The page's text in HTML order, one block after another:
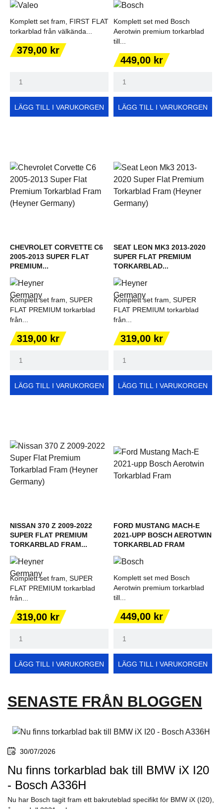
Komplett set fram, FIRST FLAT
torkarblad från välkända...
Pris
379,00 kr
LÄGG TILL I VARUKORGEN
Komplett set med Bosch
Aerotwin premium torkarblad
till...
Pris
449,00 kr
LÄGG TILL I VARUKORGEN
CHEVROLET CORVETTE C6
2005-2013 SUPER FLAT
PREMIUM...
Komplett set fram, SUPER
FLAT PREMIUM torkarblad
från...
Pris
319,00 kr
LÄGG TILL I VARUKORGEN
SEAT LEON MK3 2013-2020
SUPER FLAT PREMIUM
TORKARBLAD...
Komplett set fram, SUPER
FLAT PREMIUM torkarblad
från...
Pris
319,00 kr
LÄGG TILL I VARUKORGEN
NISSAN 370 Z 2009-2022
SUPER FLAT PREMIUM
TORKARBLAD FRAM...
Komplett set fram, SUPER
FLAT PREMIUM torkarblad
från...
Pris
319,00 kr
LÄGG TILL I VARUKORGEN
FORD MUSTANG MACH-E
2021-UPP BOSCH AEROTWIN
TORKARBLAD FRAM
Komplett set med Bosch
Aerotwin premium torkarblad
till...
Pris
449,00 kr
LÄGG TILL I VARUKORGEN
SENASTE FRÅN BLOGGEN
30/07/2026
Nu finns torkarblad bak till BMW iX I20
- Bosch A336H
Nu har Bosch tagit fram ett bakruteblad specifikt för BMW iX (I20),